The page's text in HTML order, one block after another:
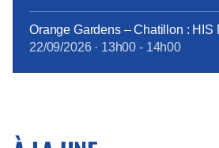
Orange Gardens – Chatillon : HIS
22/09/2026· 13h00 - 14h00